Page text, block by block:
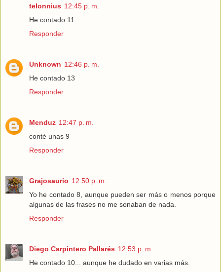
telonnius 12:45 p. m.
He contado 11.
Responder
Unknown 12:46 p. m.
He contado 13
Responder
Menduz 12:47 p. m.
conté unas 9
Responder
Grajosaurio 12:50 p. m.
Yo he contado 8, aunque pueden ser más o menos porque
algunas de las frases no me sonaban de nada.
Responder
Diego Carpintero Pallarés 12:53 p. m.
He contado 10... aunque he dudado en varias más.